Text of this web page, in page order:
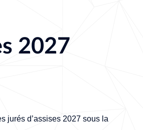
2027
jurés d’assises 2027 sous la